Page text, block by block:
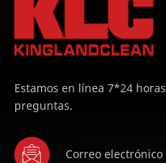
MÁS
Estamos en línea 7*24
preguntas.
Correo